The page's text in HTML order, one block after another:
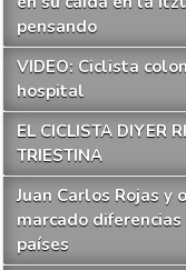
pensando
VIDEO: Ciclista
hospital
EL CICLISTA DIYER
TRIESTINA
Juan Carlos Rojas y
marcado
países